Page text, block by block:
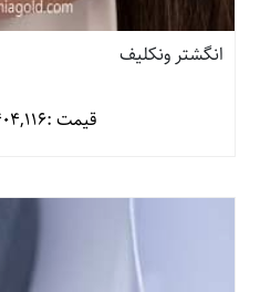
انگشتر ونکلیف
قیمت :